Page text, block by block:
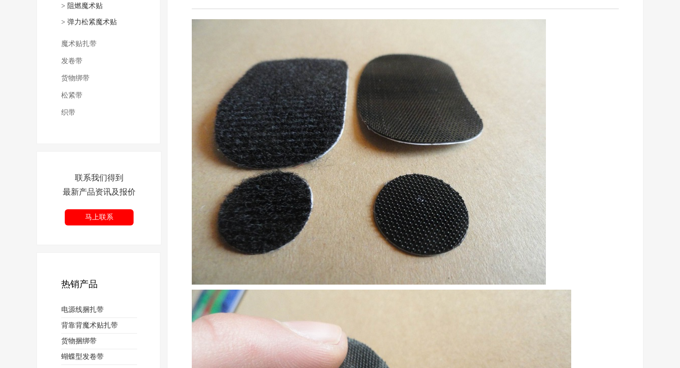
> 阻燃魔术贴
> 弹力松紧魔术贴
魔术贴扎带
发卷带
货物绑带
松紧带
织带
联系我们得到
最新产品资讯及报价
马上联系
热销产品
电源线捆扎带
背靠背魔术贴扎带
货物捆绑带
蝴蝶型发卷带